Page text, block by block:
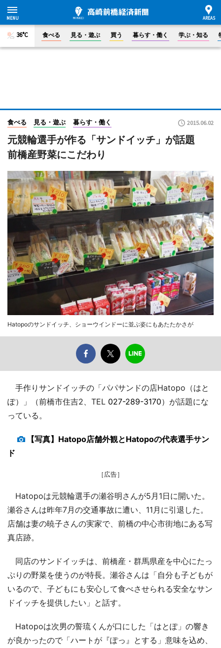
36°C 食べる 見る・遊ぶ 買う 暮らす・働く 学ぶ・知る
食べる 見る・遊ぶ 暮らす・働く 2015.06.02
元競輪選手が作る「サンドイッチ」が話題
前橋産野菜にこだわり
Hatopoのサンドイッチ、ショーウインドーに並ぶ姿にもあたたかさが
手作りサンドイッチの「パパサンドの店Hatopo（はと
ぽ）」（前橋市住吉2、TEL 027-289-3170）が話題にな
っている。
【写真】Hatopo店舗外観とHatopoの代表選手サン
ド
［広告］
Hatopoは元競輪選手の瀬谷明さんが5月1日に開いた。
瀬谷さんは昨年7月の交通事故に遭い、11月に引退した。
店舗は妻の暁子さんの実家で、前橋の中心市街地にある写
真店跡。
同店のサンドイッチは、前橋産・群馬県産を中心にたっ
ぷりの野菜を使うのが特長。瀬谷さんは「自分も子どもが
いるので、子どもにも安心して食べさせられる安全なサン
ドイッチを提供したい」と話す。
Hatopoは次男の誓琉くんが口にした「はとぽ」の響き
が良かったので「ハートが『ぽっ』とする」意味を込め、